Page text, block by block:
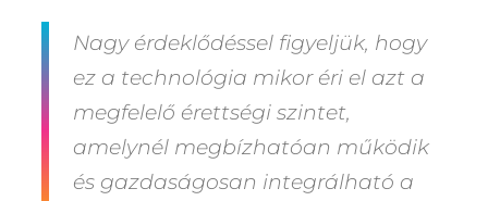
Nagy érdeklődéssel figyeljük, hogy
ez a technológia mikor éri el azt a
megfelelő érettségi szintet,
amelynél megbízhatóan működik
és gazdaságosan integrálható a